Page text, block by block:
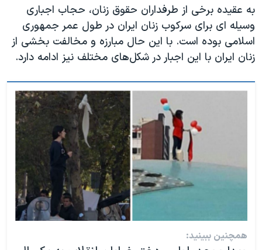
به عقیده برخی از طرفداران حقوق زنان، حجاب اجباری
وسیله ای برای سرکوب زنان ایران در طول عمر جمهوری
اسلامی بوده است. با این حال مبارزه و مخالفت بخشی از
زنان ایران با این اجبار در شکل‌های مختلف نیز ادامه دارد.
همچنین ببینید: